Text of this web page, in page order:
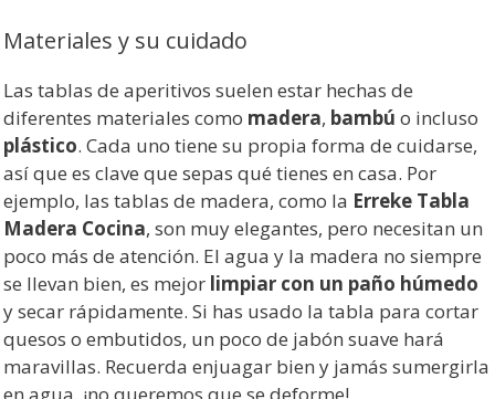
Materiales y su cuidado
Las tablas de aperitivos suelen estar hechas de
diferentes materiales como madera, bambú o incluso
plástico. Cada uno tiene su propia forma de cuidarse,
así que es clave que sepas qué tienes en casa. Por
ejemplo, las tablas de madera, como la Erreke Tabla
Madera Cocina, son muy elegantes, pero necesitan un
poco más de atención. El agua y la madera no siempre
se llevan bien, es mejor limpiar con un paño húmedo
y secar rápidamente. Si has usado la tabla para cortar
quesos o embutidos, un poco de jabón suave hará
maravillas. Recuerda enjuagar bien y jamás sumergirla